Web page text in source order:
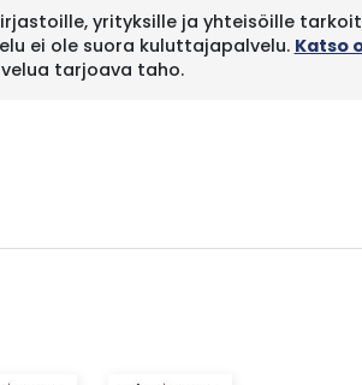
yrityksille ja yhteisöille
ei ole suora kuluttajapalvelu. Katso
tarjoava taho.